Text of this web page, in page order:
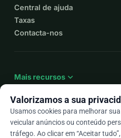
Central de ajuda
Taxas
Contacta-nos
Mais recursos expand_more
Ptarrow_drop_down
Valorizamos a sua
Usamos cookies para melhorar
veicular anúncios ou conteúdo
tráfego. Ao clicar em “Aceitar